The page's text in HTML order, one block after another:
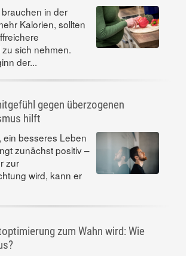
in der
Kalorien, sollten
sich nehmen.
der...
gegen überzogenen
hilft
ein besseres Leben
zunächst positiv –
zur
wird, kann er
zum Wahn wird: Wie